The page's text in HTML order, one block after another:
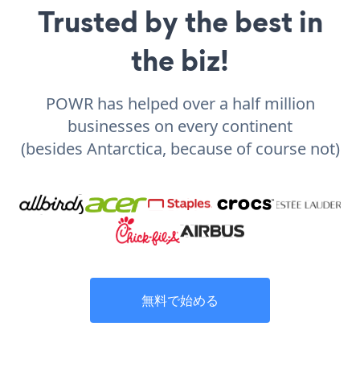
Trusted by the best in
the biz!
POWR has helped over a half million
businesses on every continent
(besides Antarctica, because of course not)
無料で始める